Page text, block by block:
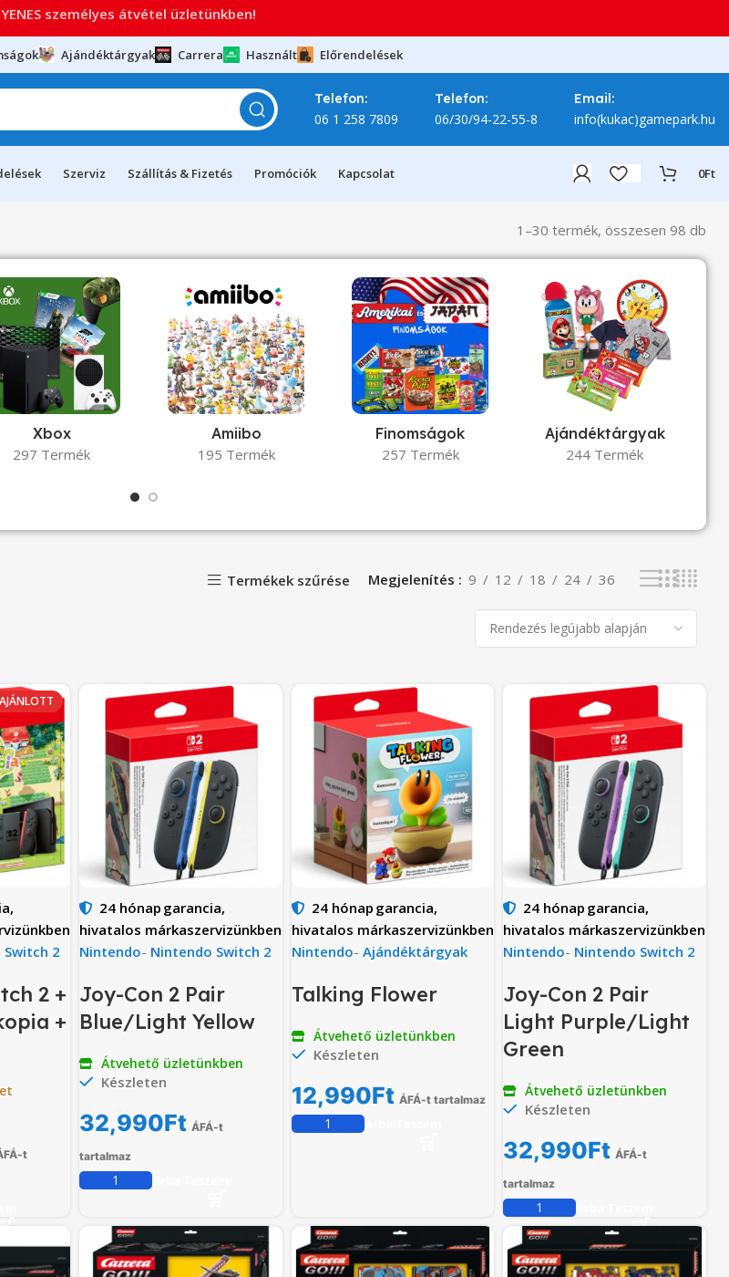
Ajándéktárgyak Carrera Használt Előrendelések
Telefon:
06 1 258 7809
Telefon:
06/30/94-22-55-8
Email:
info(kukac)gamepark.hu
Szerviz Szállítás & Fizetés Promóciók Kapcsolat 0Ft
1–30 termék, összesen 98 db
Xbox
297 Termék
Amiibo
195 Termék
Finomságok
257 Termék
Ajándéktárgyak
244 Termék
Termékek szűrése Megjelenítés 9 12 18 24 36
AJÁNLOTT
2
2 +
+
t
24 hónap garancia,
hivatalos márkaszervizünkben
Nintendo- Nintendo Switch 2
Joy-Con 2 Pair
Blue/Light Yellow
Átvehető üzletünkben
Készleten
32,990Ft ÁFÁ-t
tartalmaz
Kosárba Teszem
24 hónap garancia,
hivatalos márkaszervizünkben
Nintendo- Ajándéktárgyak
Talking Flower
Átvehető üzletünkben
Készleten
12,990Ft ÁFÁ-t tartalmaz
Kosárba Teszem
24 hónap garancia,
hivatalos márkaszervizünkben
Nintendo- Nintendo Switch 2
Joy-Con 2 Pair
Light Purple/Light
Green
Átvehető üzletünkben
Készleten
32,990Ft ÁFÁ-t
tartalmaz
Kosárba Teszem
személyes átvétel üzletünkben!